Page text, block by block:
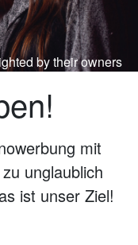
by their owners
mit
unglaublich
ist unser Ziel!